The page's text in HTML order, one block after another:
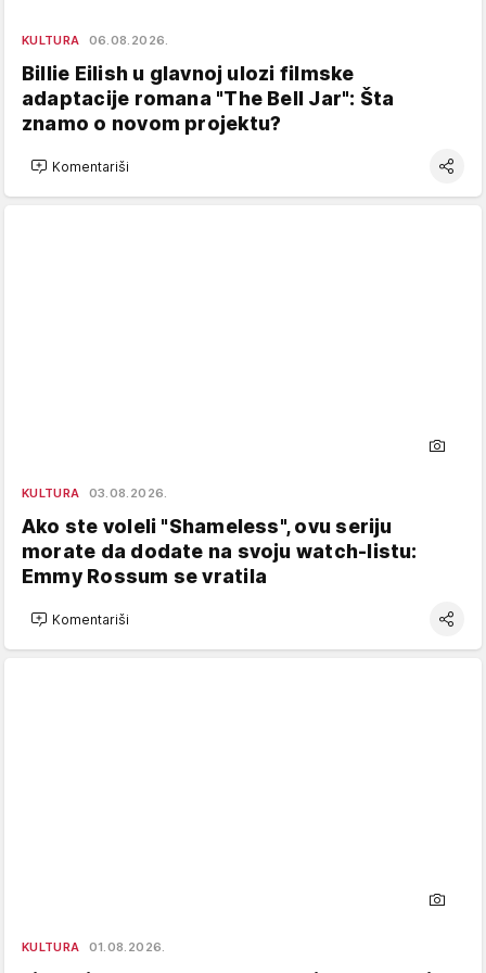
KULTURA 06.08.2026.
Billie Eilish u glavnoj ulozi filmske
adaptacije romana "The Bell Jar": Šta
znamo o novom projektu?
Komentariši
KULTURA 03.08.2026.
Ako ste voleli "Shameless", ovu seriju
morate da dodate na svoju watch-listu:
Emmy Rossum se vratila
Komentariši
KULTURA 01.08.2026.